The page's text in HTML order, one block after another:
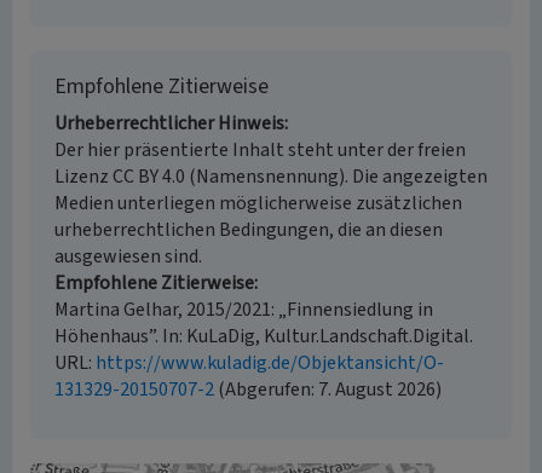
Empfohlene Zitierweise
Urheberrechtlicher Hinweis
Der hier präsentierte Inhalt steht unter der freien
Lizenz CC BY 4.0 (Namensnennung). Die angezeigten
Medien unterliegen möglicherweise zusätzlichen
urheberrechtlichen Bedingungen, die an diesen
ausgewiesen sind.
Empfohlene Zitierweise
Martina Gelhar, 2015/2021: „Finnensiedlung in
Höhenhaus”. In: KuLaDig, Kultur.Landschaft.Digital.
URL: https://www.kuladig.de/Objektansicht/O-
131329-20150707-2(Abgerufen: 7. August 2026)